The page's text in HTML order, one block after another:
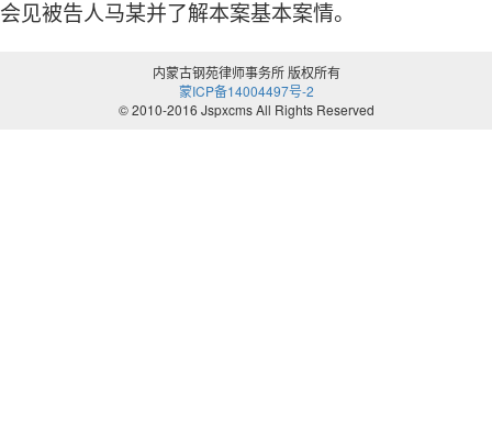
会见被告人马某并了解本案基本案情。
内蒙古钢苑律师事务所 版权所有
蒙ICP备14004497号-2
© 2010-2016 Jspxcms All Rights Reserved